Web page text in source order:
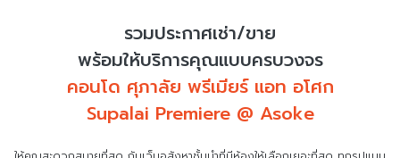
รวมประกาศเช่า/ขาย
พร้อมให้บริการคุณแบบครบวงจร
คอนโด ศุภาลัย พรีเมียร์ แอท อโศก
Supalai Premiere @ Asoke